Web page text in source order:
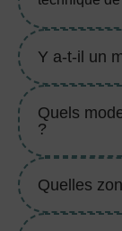
Y a-t-il un
Quels
?
Quelles